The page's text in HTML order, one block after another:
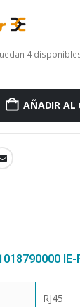
4
AÑADIR AL
IE-
RJ45